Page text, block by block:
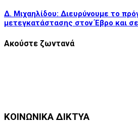
Δ. Μιχαηλίδου: Διευρύνουμε το
μετεγκατάστασης στον Έβρο και
Ακούστε ζωντανά
ΚΟΙΝΩΝΙΚΑ ΔΙΚΤΥΑ